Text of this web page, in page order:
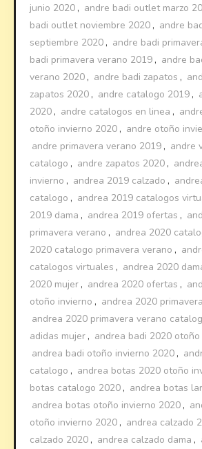
junio 2020 , andre badi outlet marzo
badi outlet noviembre 2020 , andre
septiembre 2020 , andre badi
badi primavera verano 2019 , andre
verano 2020 , andre badi zapatos ,
zapatos 2020 , andre catalogo 2019 ,
2020 , andre catalogos en linea ,
otoño invierno 2020 , andre otoño
andre primavera verano 2019 , andre
catalogo , andre zapatos 2020 ,
invierno , andrea 2019 calzado ,
catalogo , andrea 2019 catalogos
2019 dama , andrea 2019 ofertas ,
primavera verano , andrea 2020
2020 catalogo primavera verano ,
catalogos virtuales , andrea 2020
2020 mujer , andrea 2020 ofertas ,
otoño invierno , andrea 2020
andrea 2020 primavera verano
adidas mujer , andrea badi 2020
andrea badi otoño invierno 2020 ,
catalogo , andrea botas 2020 otoño
botas catalogo 2020 , andrea botas
andrea botas otoño invierno 2020 ,
otoño invierno 2020 , andrea calzado
calzado 2020 , andrea calzado dama ,